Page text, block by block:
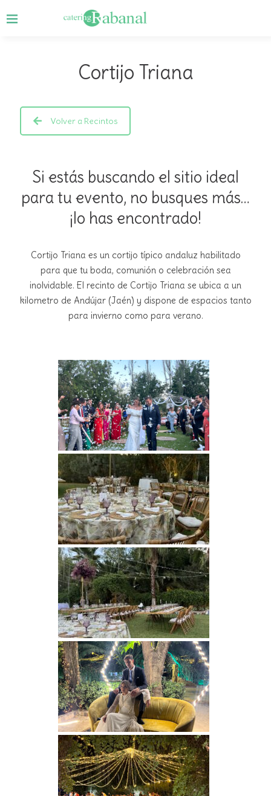
Cortijo Triana
Volver a Recintos
Si estás buscando el sitio ideal
para tu evento, no busques más…
¡lo has encontrado!
Cortijo Triana es un cortijo típico andaluz habilitado
para que tu boda, comunión o celebración sea
inolvidable. El recinto de Cortijo Triana se ubica a un
kilometro de Andújar (Jaén) y dispone de espacios tanto
para invierno como para verano.